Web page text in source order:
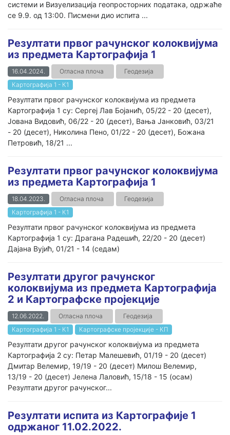
системи и Визуелизација геопросторних података, одржаће
се 9.9. од 13:00. Писмени дио испита ...
Резултати првог рачунског колоквијума
из предмета Картографија 1
16.04.2024. Огласна плоча
Геодезија
Картографија 1 - К1
Резултати првог рачунског колоквијума из предмета
Картографија 1 су: Сергеј Лав Бојанић, 05/22 - 20 (десет),
Јована Видовић, 06/22 - 20 (десет), Вања Јанковић, 03/21
- 20 (десет), Николина Пено, 01/22 - 20 (десет), Божана
Петровић, 18/21 ...
Резултати првог рачунског колоквијума
из предмета Картографија 1
18.04.2023. Огласна плоча
Геодезија
Картографија 1 - К1
Резултати првог рачунског колоквијума из предмета
Картографија 1 су: Драгана Радешић, 22/20 - 20 (десет)
Дајана Вујић, 01/21 - 14 (седам)
Резултати другог рачунског
колоквијума из предмета Картографија
2 и Картографске пројекције
12.06.2022. Огласна плоча
Геодезија
Картографија 1 - К1
Картографске пројекције - КП
Резултати другог рачунског колоквијума из предмета
Картографија 2 су: Петар Малешевић, 01/19 - 20 (десет)
Дмитар Велемир, 19/19 - 20 (десет) Милош Велемир,
13/19 - 20 (десет) Јелена Лаловић, 15/18 - 15 (осам)
Резултати другог рачунског...
Резултати испита из Картографије 1
одржаног 11.02.2022.